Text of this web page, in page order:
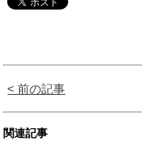
< 前の記事
関連記事